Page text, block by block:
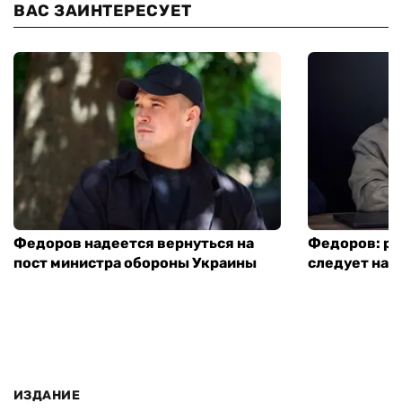
ВАС ЗАИНТЕРЕСУЕТ
Федоров надеется вернуться на
пост министра обороны Украины
Федоров:
следует
ИЗДАНИЕ